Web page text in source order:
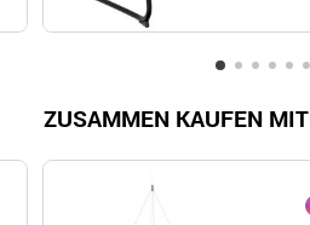
ZUSAMMEN KAUFEN MIT